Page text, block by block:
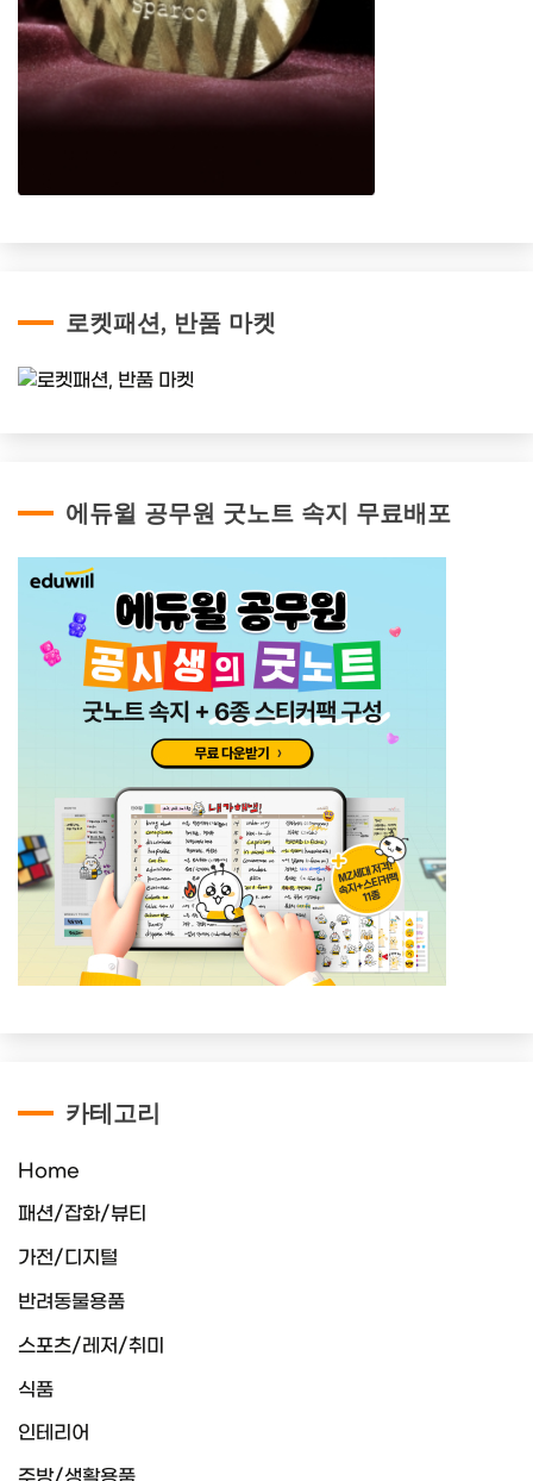
로켓패션, 반품 마켓
에듀윌 공무원 굿노트 속지 무료배포
카테고리
Home
패션/잡화/뷰티
가전/디지털
반려동물용품
스포츠/레저/취미
식품
인테리어